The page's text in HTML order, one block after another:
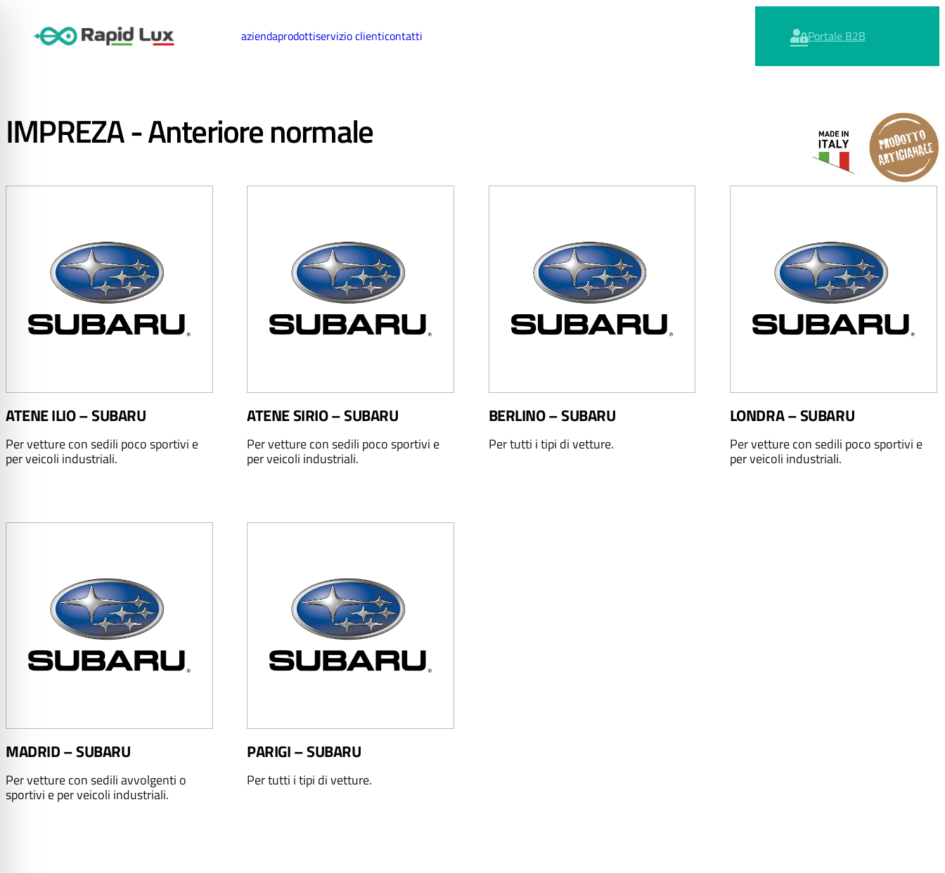
aziendaprodottiservizio clienticontatti Portale B2B
IMPREZA - Anteriore normale
ATENE ILIO – SUBARU
Per vetture con sedili poco sportivi e
per veicoli industriali.
ATENE SIRIO – SUBARU
Per vetture con sedili poco sportivi e
per veicoli industriali.
BERLINO – SUBARU
Per tutti i tipi di vetture.
LONDRA – SUBARU
Per vetture con sedili poco sportivi e
per veicoli industriali.
MADRID – SUBARU
Per vetture con sedili avvolgenti o
sportivi e per veicoli industriali.
PARIGI – SUBARU
Per tutti i tipi di vetture.